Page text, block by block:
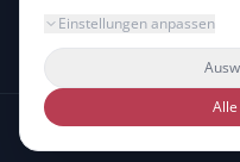
© 2026 – LEBENSRAUM
Einstellungen anpassen